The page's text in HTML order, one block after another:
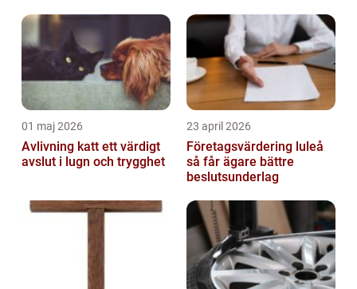
01 maj 2026
Avlivning katt ett värdigt
avslut i lugn och trygghet
23 april 2026
Företagsvärdering luleå
så får ägare bättre
beslutsunderlag